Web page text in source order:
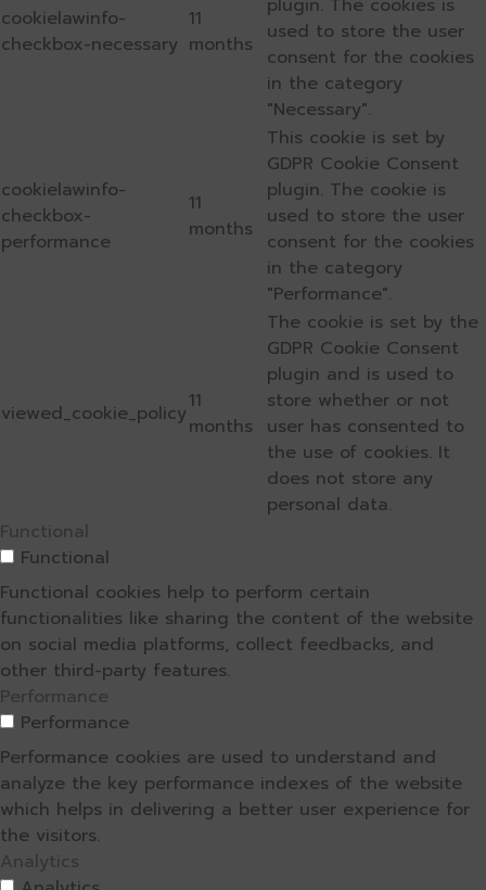
cookielawinfo-
checkbox-necessary
11
months
used to store the user
consent for the cookies
in the category
"Necessary".
cookielawinfo-
checkbox-
performance
11
months
This cookie is set by
GDPR Cookie Consent
plugin. The cookie is
used to store the user
consent for the cookies
in the category
"Performance".
viewed_cookie_policy11
months
The cookie is set by the
GDPR Cookie Consent
plugin and is used to
store whether or not
user has consented to
the use of cookies. It
does not store any
personal data.
Functional
Functional
Functional cookies help to perform certain
functionalities like sharing the content of the website
on social media platforms, collect feedbacks, and
other third-party features.
Performance
Performance
Performance cookies are used to understand and
analyze the key performance indexes of the website
which helps in delivering a better user experience for
the visitors.
Analytics